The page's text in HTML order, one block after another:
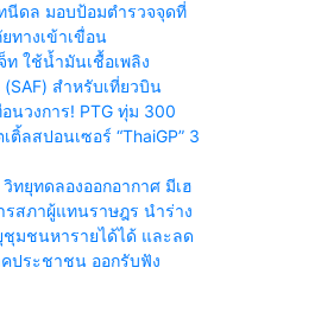
นีดล มอบป้อมตำรวจจุดที่
ทางเข้าเขื่อน
ท ใช้น้ำมันเชื้อเพลิง
สำหรับเที่ยวบิน
อนวงการ! PTG ทุ่ม 300
ติ้ลสปอนเซอร์ “ThaiGP” 3
วิทยุทดลองออกอากาศ มีเฮ
รสภาผู้แทนราษฎร นำร่าง
มชนหารายได้ได้ และลด
ประชาชน ออกรับฟัง